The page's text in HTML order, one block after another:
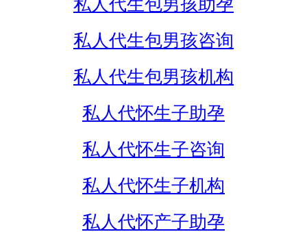
私人代生包男孩助孕
私人代生包男孩咨询
私人代生包男孩机构
私人代怀生子助孕
私人代怀生子咨询
私人代怀生子机构
私人代怀产子助孕